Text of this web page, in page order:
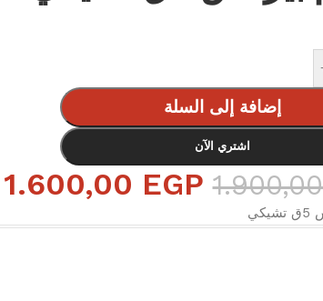
إضافة إلى السلة
اشتري الآن
1.600,00 EGP